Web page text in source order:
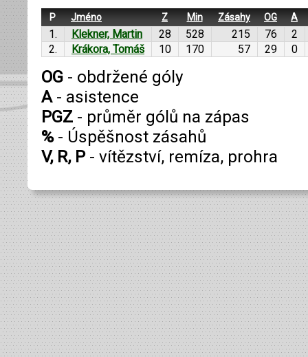
P Jméno Z Min Zásahy OG A
1. Klekner, Martin 28 528 215 76
2
2.
Krákora, Tomáš 10 170 57 29 0
OG - obdržené góly
A- asistence
PGZ - průměr gólů na zápas
%- Úspěšnost zásahů
V, R, P- vítězství, remíza, prohra